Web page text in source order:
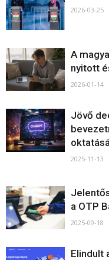
2026-03-25
A
nyitott
2026-01-14
Jövő
2025-11-13
a OTP
2025-09-18
Elindult